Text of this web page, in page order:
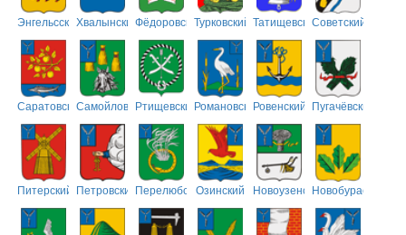
ЭнгельсскийХвалынскийФёдоровскийТурковский ТатищевскийСоветский
СаратовскийСамойловскийРтищевскийРомановскийРовенский Пугачёвский
Питерский ПетровскийПерелюбскийОзинский НовоузенскийНовобурасский